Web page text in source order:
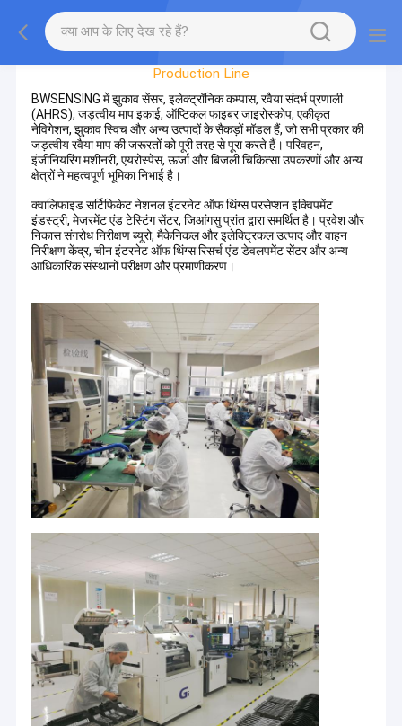
Factory Tour
Production Line
BWSENSING में झुकाव सेंसर, इलेक्ट्रॉनिक कम्पास, रवैया संदर्भ प्रणाली
(AHRS), जड़त्वीय माप इकाई, ऑप्टिकल फाइबर जाइरोस्कोप, एकीकृत
नेविगेशन, झुकाव स्विच और अन्य उत्पादों के सैकड़ों मॉडल हैं, जो सभी प्रकार की
जड़त्वीय रवैया माप की जरूरतों को पूरी तरह से पूरा करते हैं। परिवहन,
इंजीनियरिंग मशीनरी, एयरोस्पेस, ऊर्जा और बिजली चिकित्सा उपकरणों और अन्य
क्षेत्रों ने महत्वपूर्ण भूमिका निभाई है।
क्वालिफाइड सर्टिफिकेट नेशनल इंटरनेट ऑफ थिंग्स परसेप्शन इक्विपमेंट
इंडस्ट्री, मेजरमेंट एंड टेस्टिंग सेंटर, जिआंगसु प्रांत द्वारा समर्थित है। प्रवेश और
निकास संगरोध निरीक्षण ब्यूरो, मैकेनिकल और इलेक्ट्रिकल उत्पाद और वाहन
निरीक्षण केंद्र, चीन इंटरनेट ऑफ थिंग्स रिसर्च एंड डेवलपमेंट सेंटर और अन्य
आधिकारिक संस्थानों परीक्षण और प्रमाणीकरण।